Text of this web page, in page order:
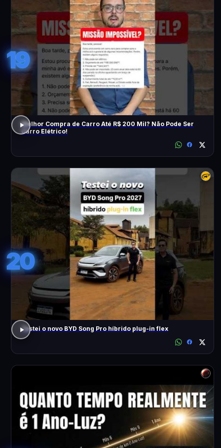
19
Melhor Compra de Carro Até R$ 200 Mil? Não Pode Ser
Carro Elétrico!
20
Testei o novo BYD Song Pro híbrido plug-in flex